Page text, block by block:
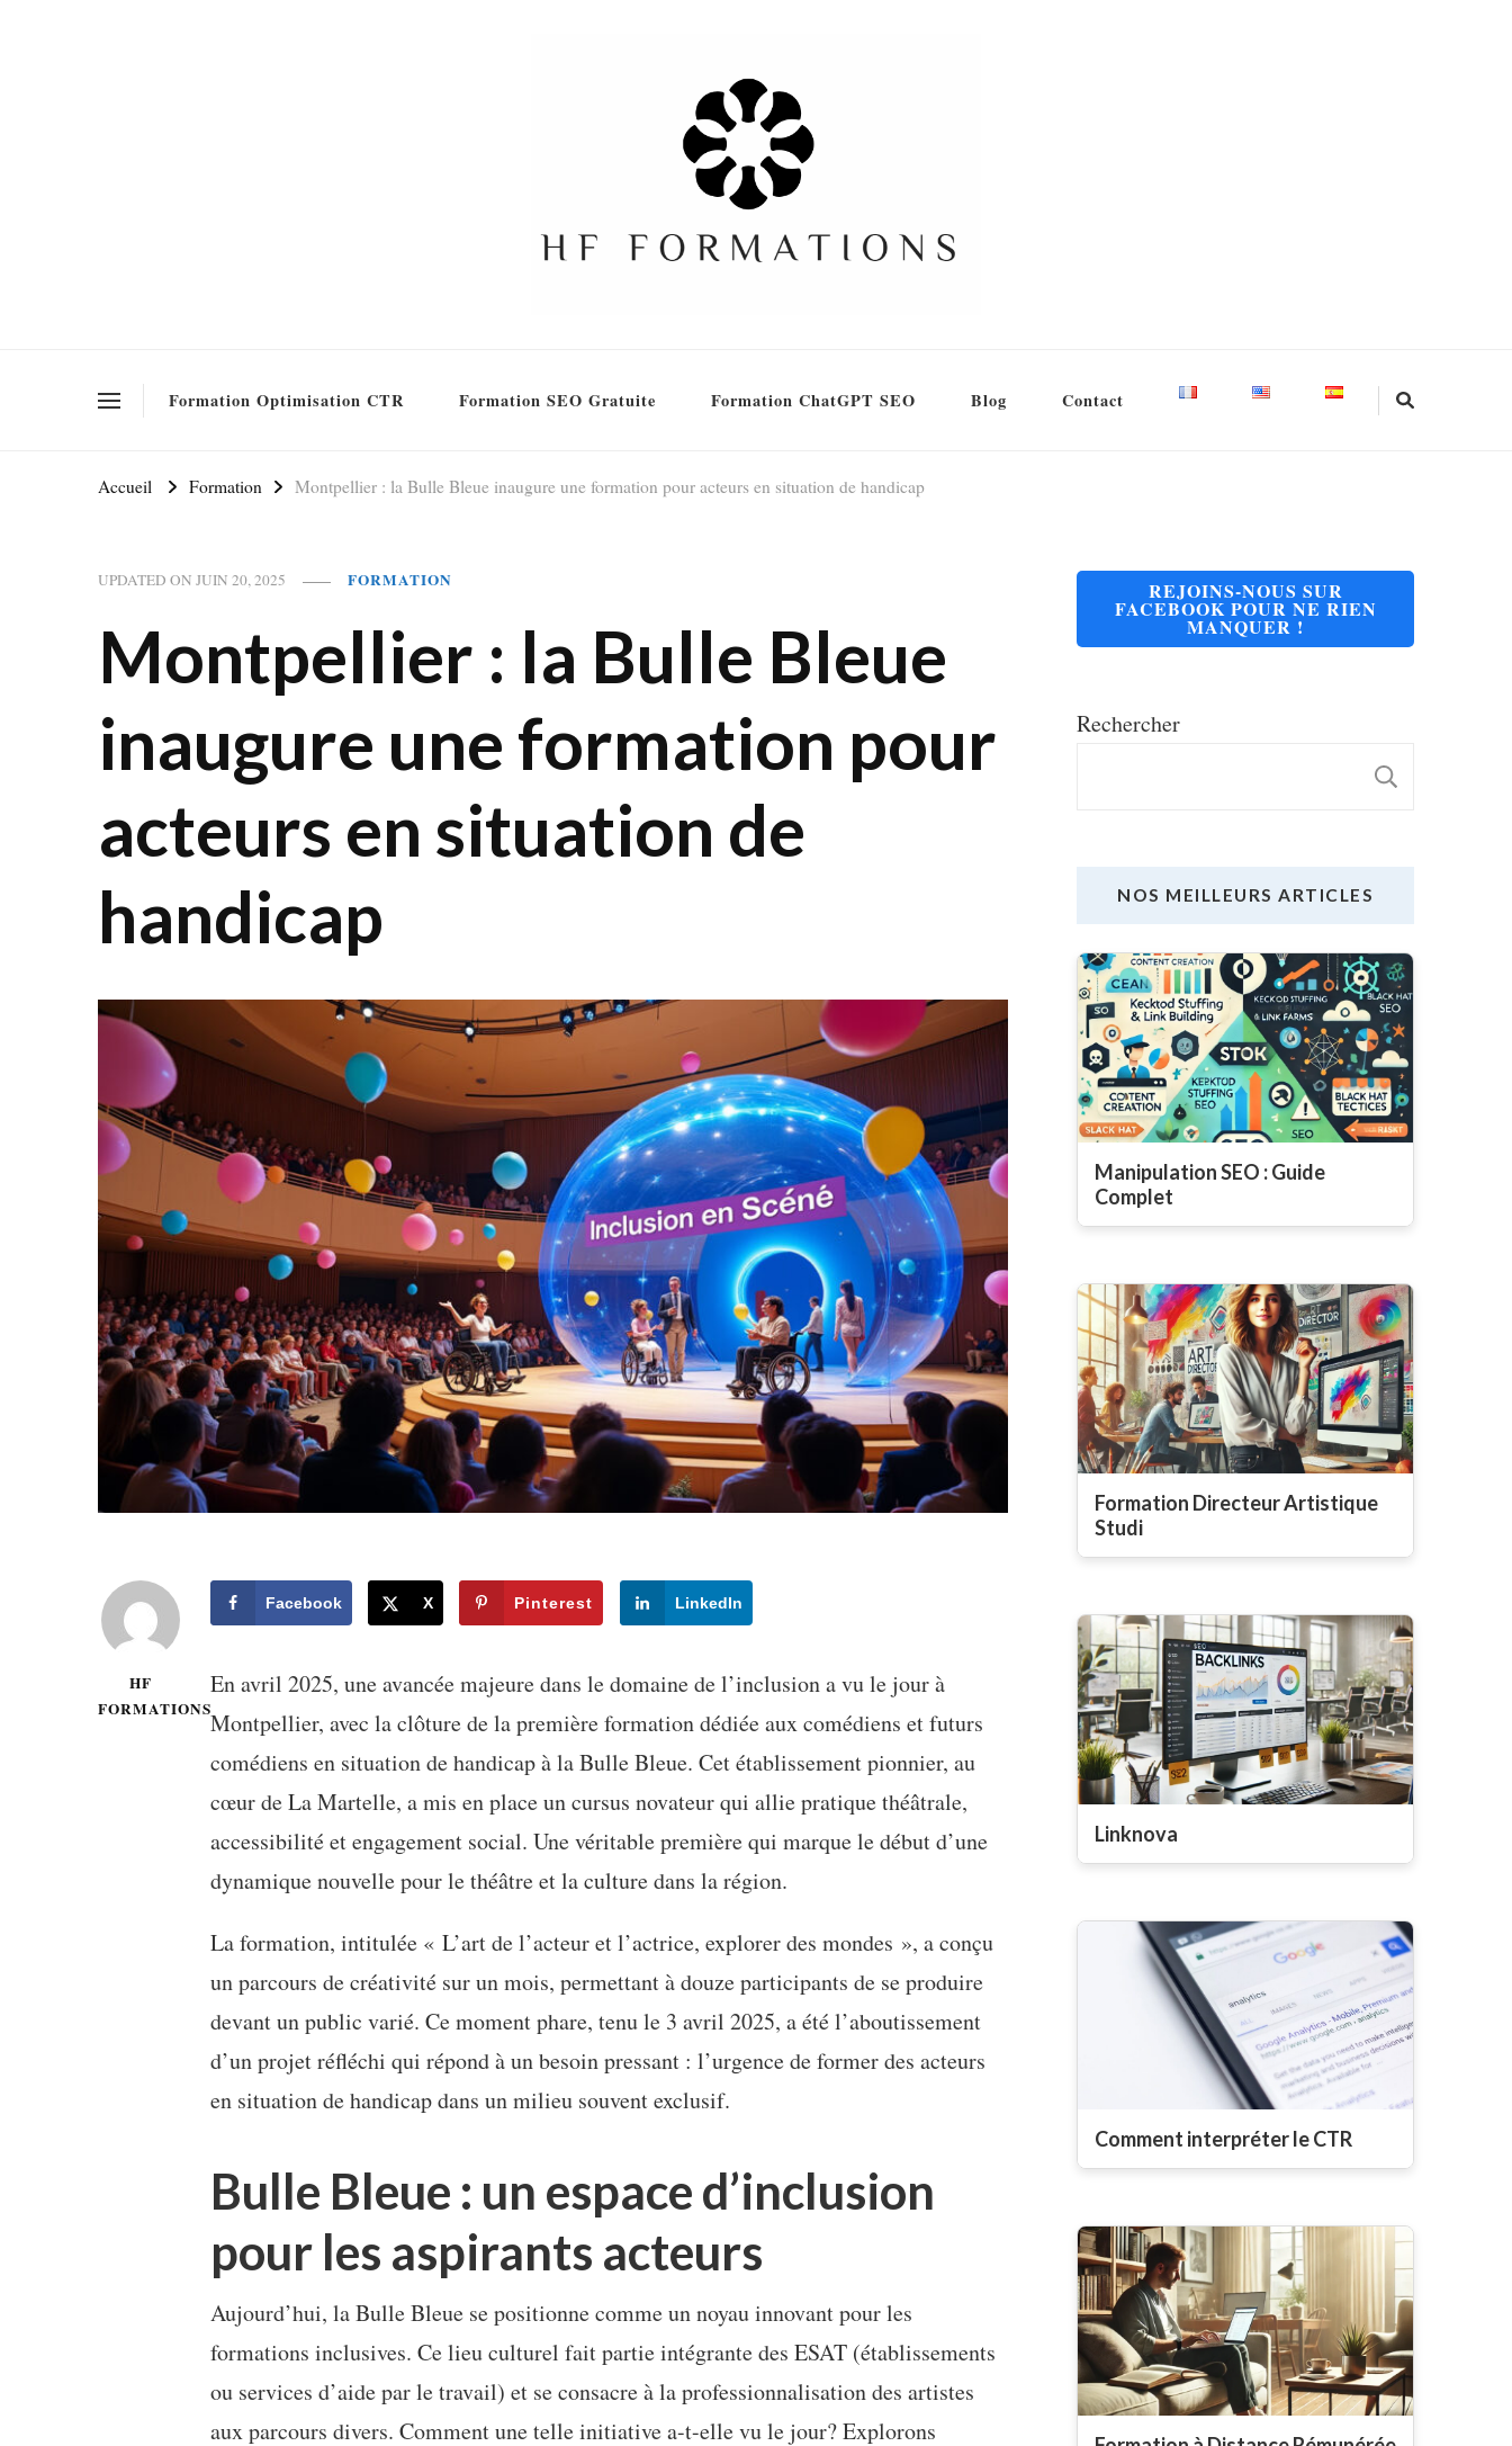
Formation Optimisation CTR Formation SEO Gratuite Formation ChatGPT SEO Blog Contact
Accueil Formation Montpellier : la Bulle Bleue inaugure une formation pour acteurs en situation de handicap
UPDATED ON JUIN 20, 2025 FORMATION
Montpellier : la Bulle Bleue
inaugure une formation pour
acteurs en situation de
handicap
HF
FORMATIONS
Facebook X Pinterest LinkedIn
En avril 2025, une avancée majeure dans le domaine de l’inclusion a vu le jour à
Montpellier, avec la clôture de la première formation dédiée aux comédiens et futurs
comédiens en situation de handicap à la Bulle Bleue. Cet établissement pionnier, au
cœur de La Martelle, a mis en place un cursus novateur qui allie pratique théâtrale,
accessibilité et engagement social. Une véritable première qui marque le début d’une
dynamique nouvelle pour le théâtre et la culture dans la région.
La formation, intitulée « L’art de l’acteur et l’actrice, explorer des mondes », a conçu
un parcours de créativité sur un mois, permettant à douze participants de se produire
devant un public varié. Ce moment phare, tenu le 3 avril 2025, a été l’aboutissement
d’un projet réfléchi qui répond à un besoin pressant : l’urgence de former des acteurs
en situation de handicap dans un milieu souvent exclusif.
Bulle Bleue : un espace d’inclusion
pour les aspirants acteurs
Aujourd’hui, la Bulle Bleue se positionne comme un noyau innovant pour les
formations inclusives. Ce lieu culturel fait partie intégrante des ESAT (établissements
ou services d’aide par le travail) et se consacre à la professionnalisation des artistes
aux parcours divers. Comment une telle initiative a-t-elle vu le jour? Explorons
REJOINS-NOUS SUR
FACEBOOK POUR NE RIEN
MANQUER !
Rechercher
NOS MEILLEURS ARTICLES
Manipulation SEO : Guide
Complet
Formation Directeur Artistique
Studi
Linknova
Comment interpréter le CTR